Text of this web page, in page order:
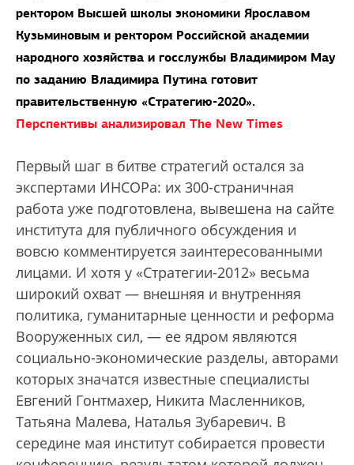
ректором Высшей школы экономики Ярославом
Кузьминовым и ректором Российской академии
народного хозяйства и госслужбы Владимиром Мау
по заданию Владимира Путина готовит
правительственную «Стратегию-2020».
Перспективы анализировал The New Times
Первый шаг в битве стратегий остался за
экспертами ИНСОРа: их 300-страничная
работа уже подготовлена, вывешена на сайте
института для публичного обсуждения и
вовсю комментируется заинтересованными
лицами. И хотя у «Стратегии-2012» весьма
широкий охват — внешняя и внутренняя
политика, гуманитарные ценности и реформа
Вооруженных сил, — ее ядром являются
социально-экономические разделы, авторами
которых значатся известные специалисты
Евгений Гонтмахер, Никита Масленников,
Татьяна Малева, Наталья Зубаревич. В
середине мая институт собирается провести